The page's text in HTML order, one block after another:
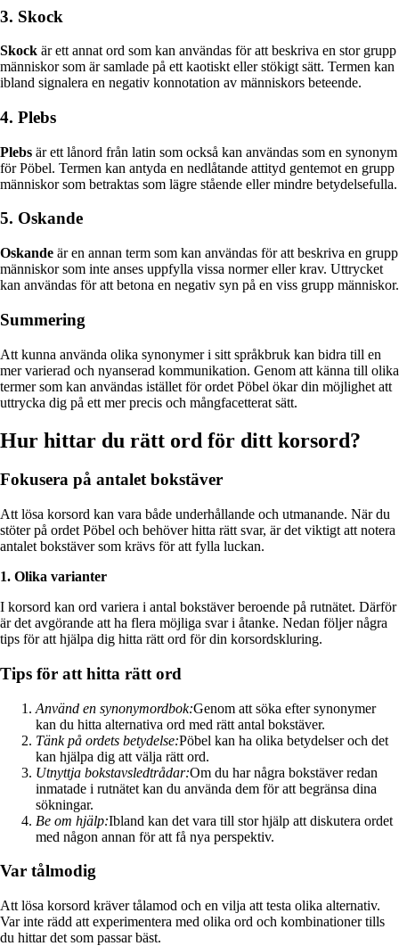
3. Skock
Skock är ett annat ord som kan användas för att beskriva en stor grupp
människor som är samlade på ett kaotiskt eller stökigt sätt. Termen kan
ibland signalera en negativ konnotation av människors beteende.
4. Plebs
Plebs är ett lånord från latin som också kan användas som en synonym
för Pöbel. Termen kan antyda en nedlåtande attityd gentemot en grupp
människor som betraktas som lägre stående eller mindre betydelsefulla.
5. Oskande
Oskande är en annan term som kan användas för att beskriva en grupp
människor som inte anses uppfylla vissa normer eller krav. Uttrycket
kan användas för att betona en negativ syn på en viss grupp människor.
Summering
Att kunna använda olika synonymer i sitt språkbruk kan bidra till en
mer varierad och nyanserad kommunikation. Genom att känna till olika
termer som kan användas istället för ordet Pöbel ökar din möjlighet att
uttrycka dig på ett mer precis och mångfacetterat sätt.
Hur hittar du rätt ord för ditt korsord?
Fokusera på antalet bokstäver
Att lösa korsord kan vara både underhållande och utmanande. När du
stöter på ordet Pöbel och behöver hitta rätt svar, är det viktigt att notera
antalet bokstäver som krävs för att fylla luckan.
1. Olika varianter
I korsord kan ord variera i antal bokstäver beroende på rutnätet. Därför
är det avgörande att ha flera möjliga svar i åtanke. Nedan följer några
tips för att hjälpa dig hitta rätt ord för din korsordskluring.
Tips för att hitta rätt ord
Använd en synonymordbok:Genom att söka efter synonymer
kan du hitta alternativa ord med rätt antal bokstäver.
Tänk på ordets betydelse:Pöbel kan ha olika betydelser och det
kan hjälpa dig att välja rätt ord.
Utnyttja bokstavsledtrådar:Om du har några bokstäver redan
inmatade i rutnätet kan du använda dem för att begränsa dina
sökningar.
Be om hjälp:Ibland kan det vara till stor hjälp att diskutera ordet
med någon annan för att få nya perspektiv.
Var tålmodig
Att lösa korsord kräver tålamod och en vilja att testa olika alternativ.
Var inte rädd att experimentera med olika ord och kombinationer tills
du hittar det som passar bäst.